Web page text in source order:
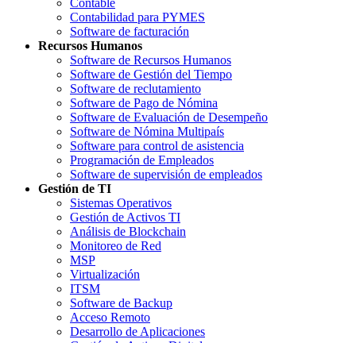
Contabilidad para PYMES
Software de facturación
Recursos Humanos
Software de Recursos Humanos
Software de Gestión del Tiempo
Software de reclutamiento
Software de Pago de Nómina
Software de Evaluación de Desempeño
Software de Nómina Multipaís
Software para control de asistencia
Programación de Empleados
Software de supervisión de empleados
Gestión de TI
Sistemas Operativos
Gestión de Activos TI
Análisis de Blockchain
Monitoreo de Red
MSP
Virtualización
ITSM
Software de Backup
Acceso Remoto
Desarrollo de Aplicaciones